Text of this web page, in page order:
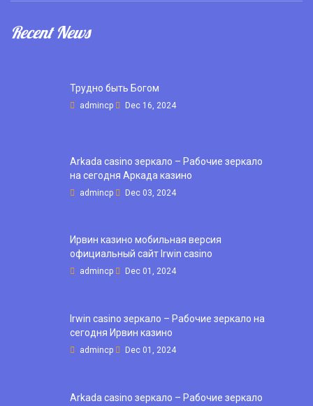
Recent News
Трудно быть Богом
admincp Dec 16, 2024
Arkada casino зеркало – Рабочие зеркало
на сегодня Аркада казино
admincp Dec 03, 2024
Ирвин казино мобильная версия
официальный сайт Irwin casino
admincp Dec 01, 2024
Irwin casino зеркало – Рабочие зеркало на
сегодня Ирвин казино
admincp Dec 01, 2024
Arkada casino зеркало – Рабочие зеркало